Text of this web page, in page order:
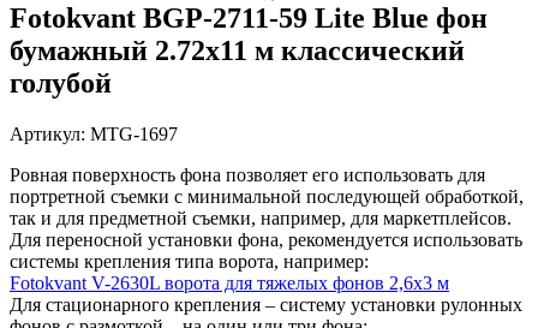
Fotokvant BGP-2711-59 Lite Blue фон
бумажный 2.72х11 м классический
голубой
Артикул: MTG-1697
Ровная поверхность фона позволяет его использовать для
портретной съемки с минимальной последующей обработкой,
так и для предметной съемки, например, для маркетплейсов.
Для переносной установки фона, рекомендуется использовать
системы крепления типа ворота, например:
Fotokvant V-2630L ворота для тяжелых фонов 2,6х3 м
Для стационарного крепления – систему установки рулонных